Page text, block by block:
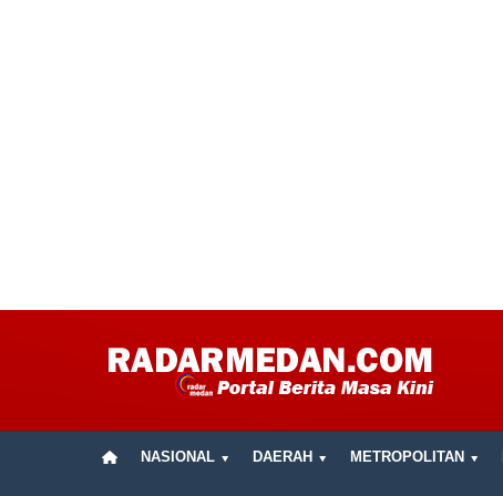
NASIONAL DAERAH METROPOLITAN